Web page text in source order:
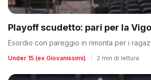
Playoff scudetto: pari per la
Esordio con pareggio in rimonta per i
Under 15 (ex Giovanissimi) 2 min di lettura